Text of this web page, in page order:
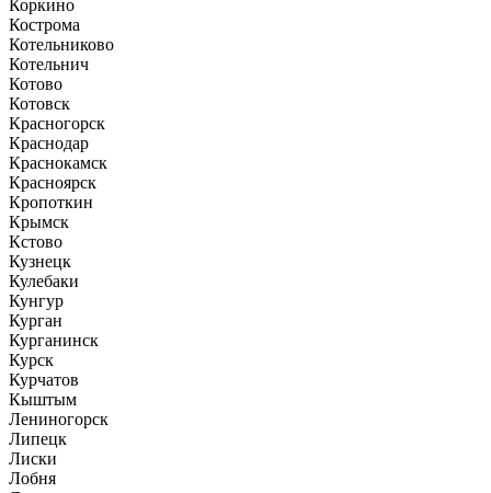
Коркино
Кострома
Котельниково
Котельнич
Котово
Котовск
Красногорск
Краснодар
Краснокамск
Красноярск
Кропоткин
Крымск
Кстово
Кузнецк
Кулебаки
Кунгур
Курган
Курганинск
Курск
Курчатов
Кыштым
Лениногорск
Липецк
Лиски
Лобня